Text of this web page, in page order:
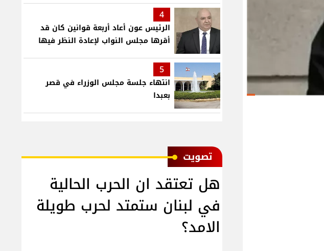
4
الرئيس عون أعاد أربعة قوانين كان قد
أقرها مجلس النواب لإعادة النظر فيها
5
انتهاء جلسة مجلس الوزراء في قصر
بعبدا
ﺗﺼﻮﻳﺖ
هل تعتقد ان الحرب الحالية
في لبنان ستمتد لحرب طويلة
الامد؟